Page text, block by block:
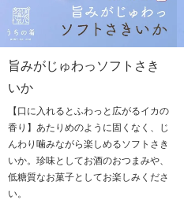
旨みがじゅわっソフトさき
いか
【口に入れるとふわっと広がるイカの
香り】あたりめのように固くなく、じ
んわり噛みながら楽しめるソフトさき
いか。珍味としてお酒のおつまみや、
低糖質なお菓子としてお楽しみくださ
い。